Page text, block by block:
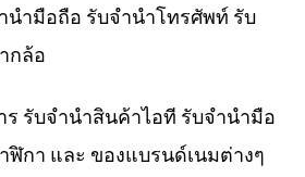
นำมือถือ รับจำนำโทรศัพท์ รับ
กล้อ
รับจำนำสินค้าไอที รับจำนำมือ
กา และ ของแบรนด์เนมต่างๆ